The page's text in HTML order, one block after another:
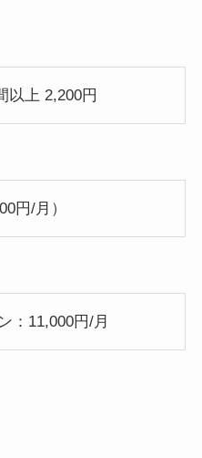
以上 2,200円
円/月）
：11,000円/月